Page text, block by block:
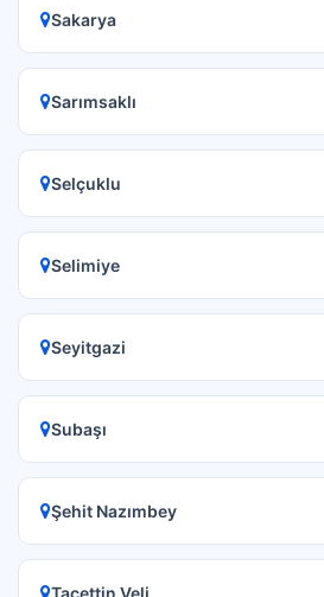
Sakarya
Sarımsaklı
Selçuklu
Selimiye
Seyitgazi
Subaşı
Şehit Nazımbey